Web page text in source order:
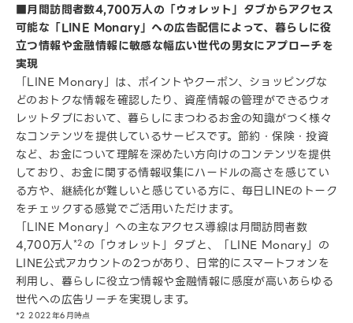
■月間訪問者数4,700万人の「ウォレット」タブからアクセス
可能な「LINE Monary」への広告配信によって、暮らしに役
立つ情報や金融情報に敏感な幅広い世代の男女にアプローチを
実現
「LINE Monary」は、ポイントやクーポン、ショッピングな
どのおトクな情報を確認したり、資産情報の管理ができるウォ
レットタブにおいて、暮らしにまつわるお金の知識がつく様々
なコンテンツを提供しているサービスです。節約・保険・投資
など、お金について理解を深めたい方向けのコンテンツを提供
しており、お金に関する情報収集にハードルの高さを感じてい
る方や、継続化が難しいと感じている方に、毎日LINEのトーク
をチェックする感覚でご活用いただけます。
「LINE Monary」への主なアクセス導線は月間訪問者数
4,700万人*2の「ウォレット」タブと、「LINE Monary」の
LINE公式アカウントの2つがあり、日常的にスマートフォンを
利用し、暮らしに役立つ情報や金融情報に感度が高いあらゆる
世代への広告リーチを実現します。
*2 2022年6月時点